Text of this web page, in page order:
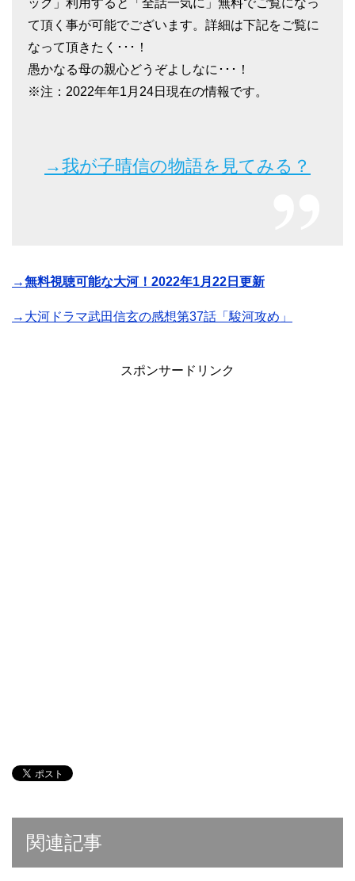
ック」利用すると「全話一気に」無料でご覧になっ
て頂く事が可能でございます。詳細は下記をご覧に
なって頂きたく･･･！
愚かなる母の親心どうぞよしなに･･･！
※注：2022年年1月24日現在の情報です。
→我が子晴信の物語を見てみる？
→無料視聴可能な大河！2022年1月22日更新
→大河ドラマ武田信玄の感想第37話「駿河攻め」
スポンサードリンク
関連記事